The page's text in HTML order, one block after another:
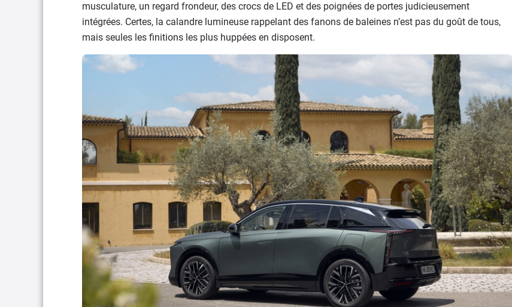
musculature, un regard frondeur, des crocs de LED et des poignées de portes judicieusement
intégrées. Certes, la calandre lumineuse rappelant des fanons de baleines n’est pas du goût de tous,
mais seules les finitions les plus huppées en disposent.